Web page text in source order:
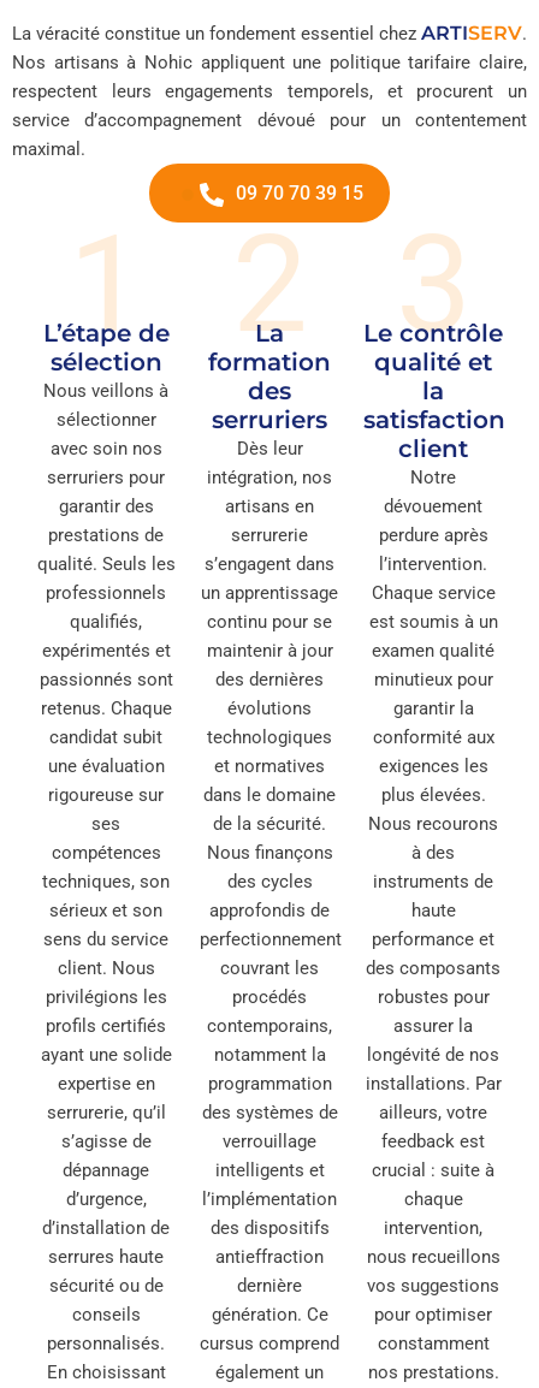
La véracité constitue un fondement essentiel chez ARTISERV.
Nos artisans à Nohic appliquent une politique tarifaire claire,
respectent leurs engagements temporels, et procurent un
service d’accompagnement dévoué pour un contentement
maximal.
09 70 70 39 15
1
L’étape de
sélection
Nous veillons à
sélectionner
avec soin nos
serruriers pour
garantir des
prestations de
qualité. Seuls les
professionnels
qualifiés,
expérimentés et
passionnés sont
retenus. Chaque
candidat subit
une évaluation
rigoureuse sur
ses
compétences
techniques, son
sérieux et son
sens du service
client. Nous
privilégions les
profils certifiés
ayant une solide
expertise en
serrurerie, qu’il
s’agisse de
dépannage
d’urgence,
d’installation de
serrures haute
sécurité ou de
conseils
personnalisés.
En choisissant
2
La
formation
des
serruriers
Dès leur
intégration, nos
artisans en
serrurerie
s’engagent dans
un apprentissage
continu pour se
maintenir à jour
des dernières
évolutions
technologiques
et normatives
dans le domaine
de la sécurité.
Nous finançons
des cycles
approfondis de
perfectionnement
couvrant les
procédés
contemporains,
notamment la
programmation
des systèmes de
verrouillage
intelligents et
l’implémentation
des dispositifs
antieffraction
dernière
génération. Ce
cursus comprend
également un
3
Le contrôle
qualité et
la
satisfaction
client
Notre
dévouement
perdure après
l’intervention.
Chaque service
est soumis à un
examen qualité
minutieux pour
garantir la
conformité aux
exigences les
plus élevées.
Nous recourons
à des
instruments de
haute
performance et
des composants
robustes pour
assurer la
longévité de nos
installations. Par
ailleurs, votre
feedback est
crucial : suite à
chaque
intervention,
nous recueillons
vos suggestions
pour optimiser
constamment
nos prestations.